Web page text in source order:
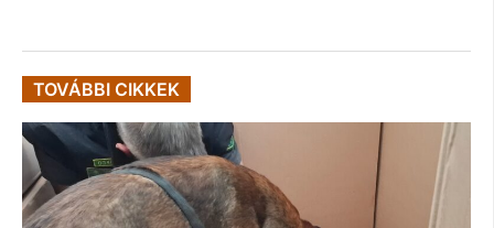
TOVÁBBI CIKKEK